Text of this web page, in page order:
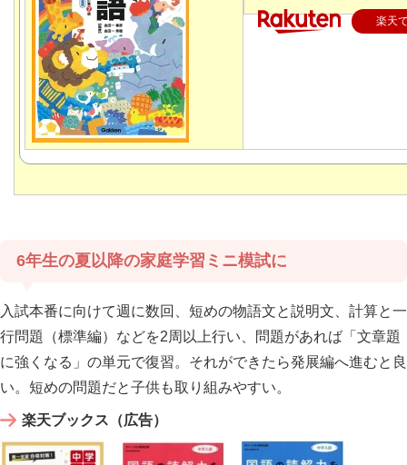
楽天
6年生の夏以降の家庭学習ミニ模試に
入試本番に向けて週に数回、短めの物語文と説明文、計算と一
行問題（標準編）などを2周以上行い、問題があれば「文章題
に強くなる」の単元で復習。それができたら発展編へ進むと良
い。短めの問題だと子供も取り組みやすい。
楽天ブックス（広告）